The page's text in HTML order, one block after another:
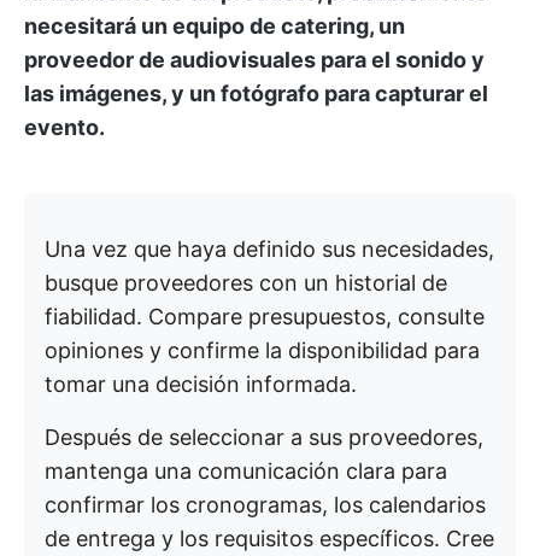
necesitará un equipo de catering, un
proveedor de audiovisuales para el sonido y
las imágenes, y un fotógrafo para capturar el
evento.
Una vez que haya definido sus necesidades,
busque proveedores con un historial de
fiabilidad. Compare presupuestos, consulte
opiniones y confirme la disponibilidad para
tomar una decisión informada.
Después de seleccionar a sus proveedores,
mantenga una comunicación clara para
confirmar los cronogramas, los calendarios
de entrega y los requisitos específicos. Cree